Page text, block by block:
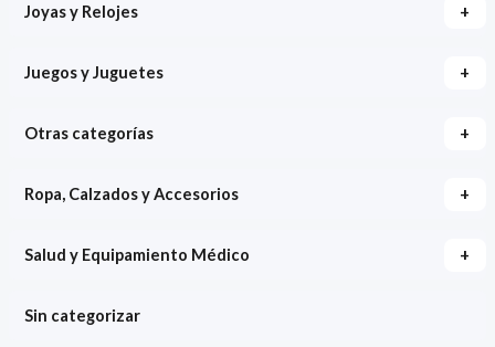
Joyas y Relojes +
Juegos y Juguetes +
Otras categorías +
Ropa, Calzados y Accesorios +
Salud y Equipamiento Médico +
Sin categorizar